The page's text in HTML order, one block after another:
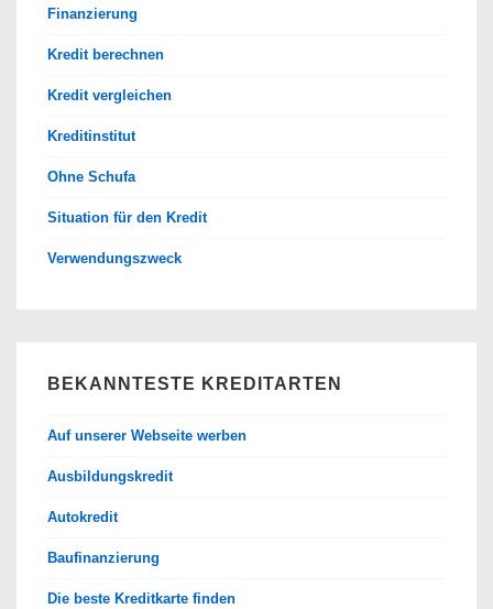
Finanzierung
Kredit berechnen
Kredit vergleichen
Kreditinstitut
Ohne Schufa
Situation für den Kredit
Verwendungszweck
BEKANNTESTE KREDITARTEN
Auf unserer Webseite werben
Ausbildungskredit
Autokredit
Baufinanzierung
Die beste Kreditkarte finden